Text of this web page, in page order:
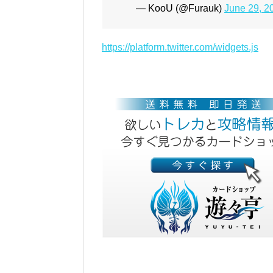
— KooU (@Furauk) June 29,
https://platform.twitter.com/widgets.js